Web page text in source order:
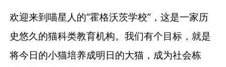
欢迎来到喵星人的“霍格沃茨学校”，这是一家历
史悠久的猫科类教育机构。我们有个目标，就是
将今日的小猫培养成明日的大猫， 成为社会栋